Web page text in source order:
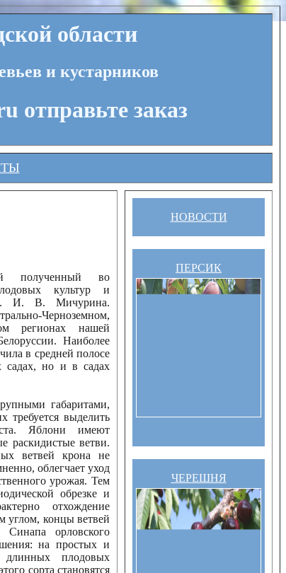
области
и кустарников
отправьте заказ
полученный во
культур и
И. В. Мичурина.
Черноземном,
регионах нашей
Наиболее
в средней полосе
садах, но и в садах
габаритами,
требуется выделить
Яблони имеют
раскидистые ветви.
ветвей крона не
облегчает уход
урожая. Тем
обрезке и
отхождение
углом, концы ветвей
орловского
на простых и
плодовых
сорта становятся
НОВОСТИ
ПЕРСИК
ЧЕРЕШНЯ